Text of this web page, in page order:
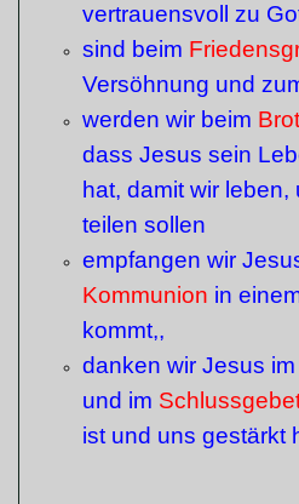
vertrauensvoll zu
sind beim
Versöhnung und
werden wir beim
dass Jesus sein
hat, damit wir
teilen sollen
empfangen wir
Kommunion in
kommt,,
danken wir Jesus im
und im
ist und uns gestärkt